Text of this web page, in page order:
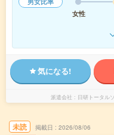
女性
気になる!
派遣会社 日研トータル
未読 掲載日 2026/08/06